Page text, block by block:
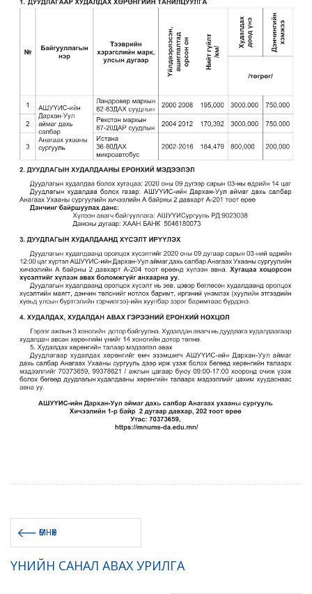
ӨМНӨХ
ҮНИЙН САНАЛ АВАХ УРИЛГА